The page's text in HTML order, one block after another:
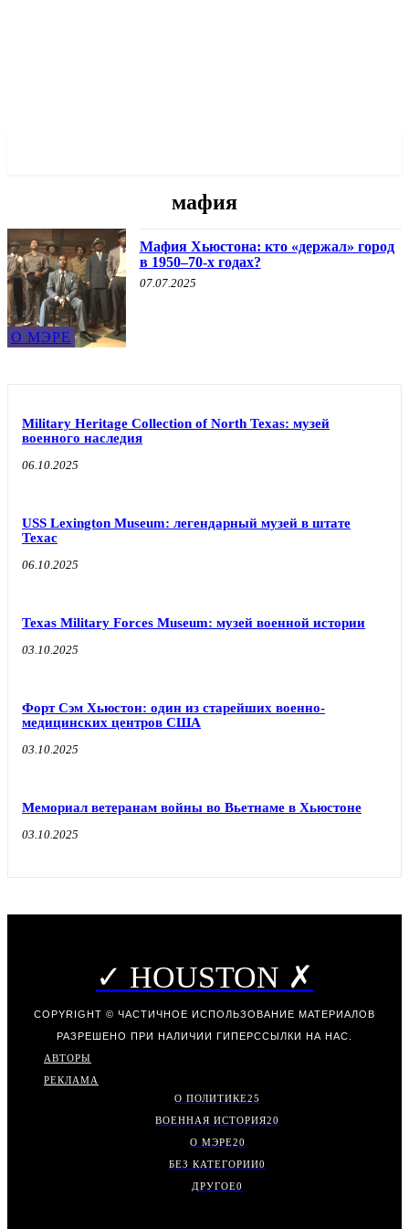
мафия
О МЭРЕ
Мафия Хьюстона: кто «держал» город
в 1950–70-х годах?
07.07.2025
Military Heritage Collection of North Texas: музей
военного наследия
06.10.2025
USS Lexington Museum: легендарный музей в штате
Техас
06.10.2025
Texas Military Forces Museum: музей военной истории
03.10.2025
Форт Сэм Хьюстон: один из старейших военно-
медицинских центров США
03.10.2025
Мемориал ветеранам войны во Вьетнаме в Хьюстоне
03.10.2025
✓ HOUSTON ✗
COPYRIGHT © ЧАСТИЧНОЕ ИСПОЛЬЗОВАНИЕ МАТЕРИАЛОВ
РАЗРЕШЕНО ПРИ НАЛИЧИИ ГИПЕРССЫЛКИ НА НАС.
АВТОРЫ
РЕКЛАМА
О ПОЛИТИКЕ25
ВОЕННАЯ ИСТОРИЯ20
О МЭРЕ20
БЕЗ КАТЕГОРИИ0
ДРУГОЕ0